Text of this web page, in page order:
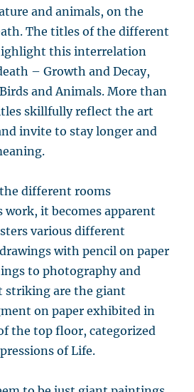
and animals, on the
The titles of the different
this interrelation
– Growth and Decay,
and Animals. More than
skillfully reflect the art
invite to stay longer and
different rooms
work, it becomes apparent
various different
with pencil on paper
to photography and
striking are the giant
on paper exhibited in
the top floor, categorized
of Life.